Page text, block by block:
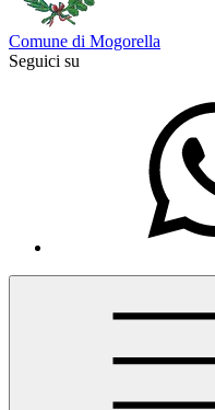
Comune di Mogorella
Seguici su